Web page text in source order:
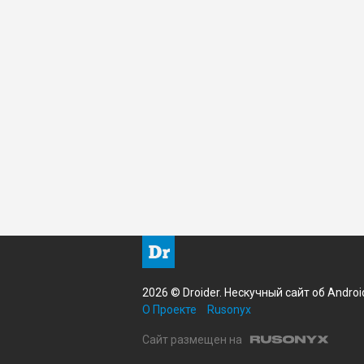
2026 © Droider. Нескучный сайт об
О Проекте
Rusonyx
Сайт размещен на